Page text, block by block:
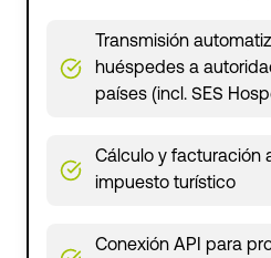
Transmisión
huéspedes a
países (incl. SES
Cálculo y facturación
impuesto turístico
Conexión API para